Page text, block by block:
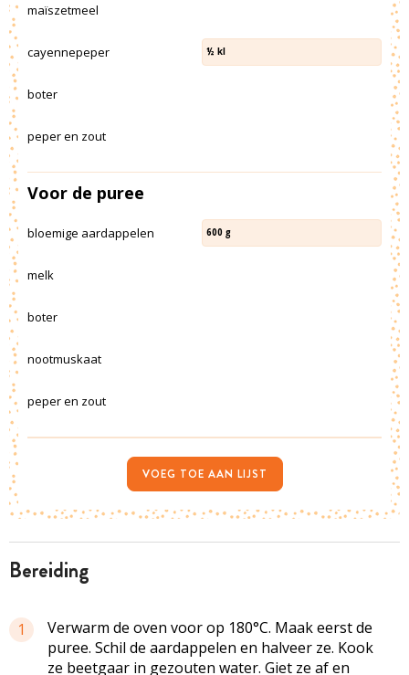
bereiding
1
Verwarm de oven voor op 180°C. Maak eerst de
puree. Schil de aardappelen en halveer ze. Kook
ze beetgaar in gezouten water. Giet ze af en
maïszetmeel
cayennepeper ½ kl
boter
peper en zout
Voor de puree
bloemige aardappelen 600 g
melk
boter
nootmuskaat
peper en zout
VOEG TOE AAN LIJST